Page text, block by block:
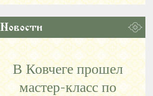
Новости
В Ковчеге прошел
мастер-класс по